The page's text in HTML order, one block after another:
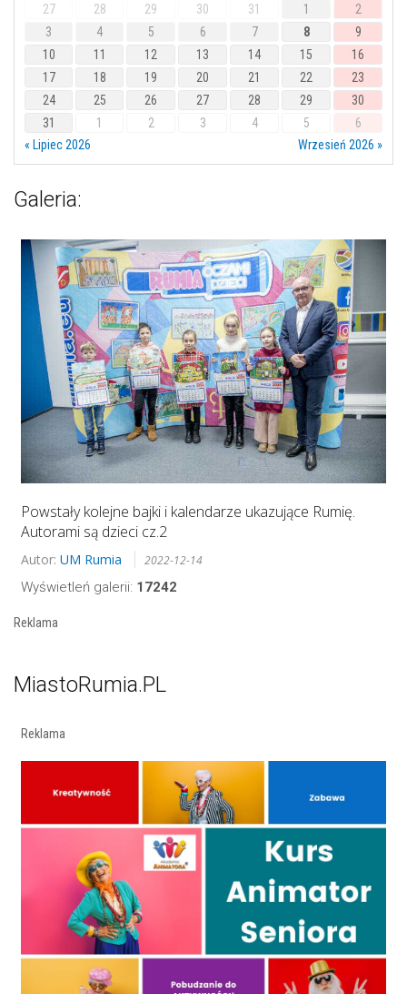
27
28 29 30 31 1
2
3
4 5 6 7 8
9
10
11 12 13 14 15
16
17
18 19 20 21 22
23
24
25 26 27 28 29
30
31
1 2 3 4 5
6
« Lipiec 2026
Wrzesień 2026 »
Galeria:
Powstały kolejne bajki i kalendarze ukazujące Rumię.
Autorami są dzieci cz.2
Autor: UM Rumia 2022-12-14
Wyświetleń galerii: 17242
Reklama
MiastoRumia.PL
Reklama